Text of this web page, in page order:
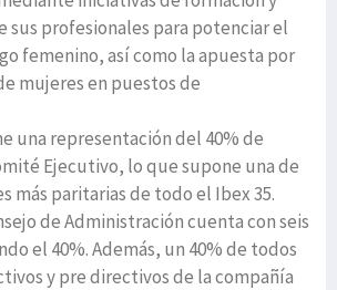
sus profesionales para potenciar el
femenino, así como la apuesta por
mujeres en puestos de
una representación del 40% de
Ejecutivo, lo que supone una de
más paritarias de todo el Ibex 35.
de Administración cuenta con seis
el 40%. Además, un 40% de todos
y pre directivos de la compañía